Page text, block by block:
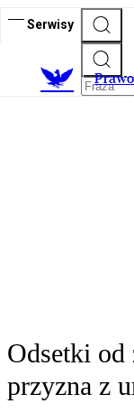
Serwisy
Prawo
Odsetki od
przyzna z